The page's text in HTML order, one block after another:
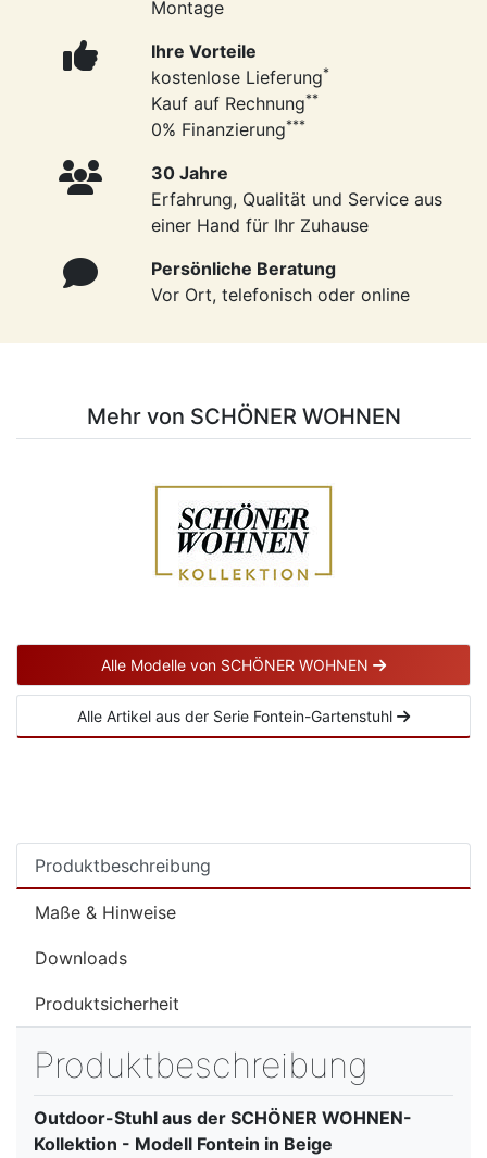
Montage
Ihre Vorteile
kostenlose Lieferung*
Kauf auf Rechnung**
0% Finanzierung***
30 Jahre
Erfahrung, Qualität und Service aus
einer Hand für Ihr Zuhause
Persönliche Beratung
Vor Ort, telefonisch oder online
Mehr von SCHÖNER WOHNEN
Alle Modelle von SCHÖNER WOHNEN
Alle Artikel aus der Serie Fontein-Gartenstuhl
Produktbeschreibung
Maße & Hinweise
Downloads
Produktsicherheit
Produktbeschreibung
Outdoor-Stuhl aus der SCHÖNER WOHNEN-
Kollektion - Modell Fontein in Beige